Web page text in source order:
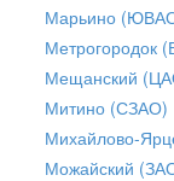
Марьино
Метрогородок
Мещанский
Митино (СЗАО)
Михайлово-
Можайский